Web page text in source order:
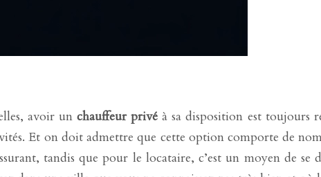
avoir un chauffeur privé à sa disposition est toujours
Et on doit admettre que cette option comporte de
tandis que pour le locataire, c’est un moyen de se